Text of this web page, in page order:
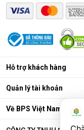
Các chức năng
hút ẩm và lọc khí.
trang bị thêm khá
giờ, khóa trẻ em,
Ưu điểm vượt
Đáp ứng tốt nhu cầu
Hỗ trợ khách hàng
Quản lý tài khoản
Về BPS Việt Nam